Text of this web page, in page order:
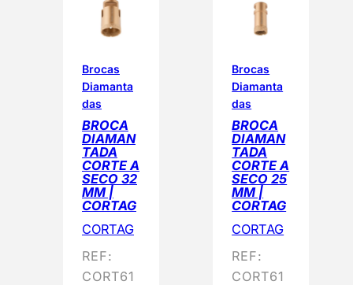
Brocas
Diamanta
das
BROCA
DIAMAN
TADA
CORTE A
SECO 32
MM |
CORTAG
CORTAG
REF:
CORT61
Brocas
Diamanta
das
BROCA
DIAMAN
TADA
CORTE A
SECO 25
MM |
CORTAG
CORTAG
REF:
CORT61